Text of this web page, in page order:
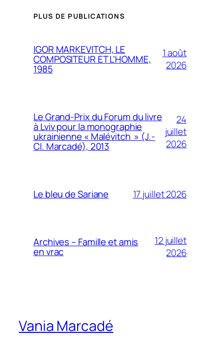
PLUS DE PUBLICATIONS
IGOR MARKEVITCH, LE
COMPOSITEUR ET L’HOMME,
1985
1 août
2026
Le Grand-Prix du Forum du livre
à Lviv pour la monographie
ukrainienne « Malévitch » (J.-
Cl. Marcadé), 2013
24
juillet
2026
Le bleu de Sariane 17 juillet 2026
Archives – Famille et amis
en vrac
12 juillet
2026
Vania Marcadé